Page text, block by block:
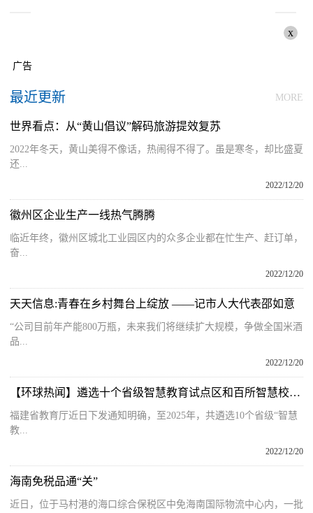
x
广告
最近更新 MORE
世界看点：从“黄山倡议”解码旅游提效复苏
2022年冬天，黄山美得不像话，热闹得不得了。虽是寒冬，却比盛夏
还...
2022/12/20
徽州区企业生产一线热气腾腾
临近年终，徽州区城北工业园区内的众多企业都在忙生产、赶订单，
奋...
2022/12/20
天天信息:青春在乡村舞台上绽放 ——记市人大代表邵如意
“公司目前年产能800万瓶，未来我们将继续扩大规模，争做全国米酒
品...
2022/12/20
【环球热闻】遴选十个省级智慧教育试点区和百所智慧校园试点校！福建以点带面推动教育数字化
福建省教育厅近日下发通知明确，至2025年，共遴选10个省级“智慧
教...
2022/12/20
海南免税品通“关”
近日，位于马村港的海口综合保税区中免海南国际物流中心内，一批